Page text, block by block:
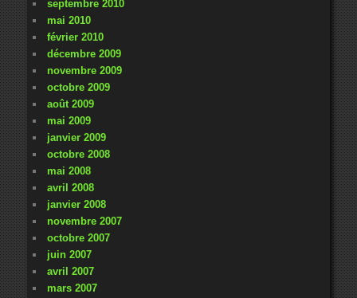
septembre 2010
mai 2010
février 2010
décembre 2009
novembre 2009
octobre 2009
août 2009
mai 2009
janvier 2009
octobre 2008
mai 2008
avril 2008
janvier 2008
novembre 2007
octobre 2007
juin 2007
avril 2007
mars 2007